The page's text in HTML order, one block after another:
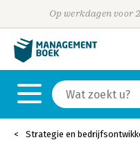
Op werkdagen voor
Strategie en